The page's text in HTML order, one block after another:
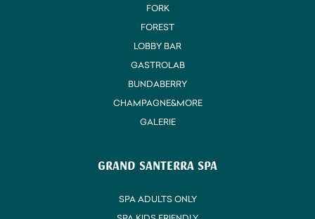
FORK
FOREST
LOBBY BAR
GASTROLAB
BUNDABERRY
CHAMPAGNE&MORE
GALERIE
GRAND SANTERRA SPA
SPA ADULTS ONLY